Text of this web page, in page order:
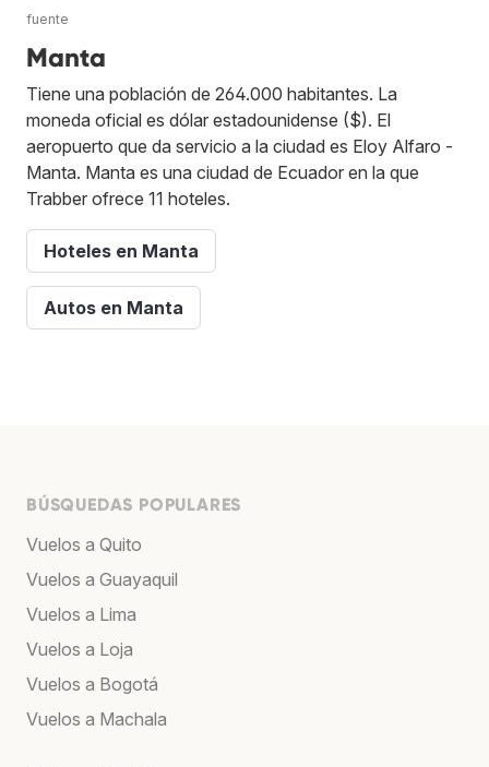
fuente
Manta
Tiene una población de 264.000 habitantes. La
moneda oficial es dólar estadounidense ($). El
aeropuerto que da servicio a la ciudad es Eloy Alfaro -
Manta. Manta es una ciudad de Ecuador en la que
Trabber ofrece 11 hoteles.
Hoteles en Manta
Autos en Manta
BÚSQUEDAS POPULARES
Vuelos a Quito
Vuelos a Guayaquil
Vuelos a Lima
Vuelos a Loja
Vuelos a Bogotá
Vuelos a Machala